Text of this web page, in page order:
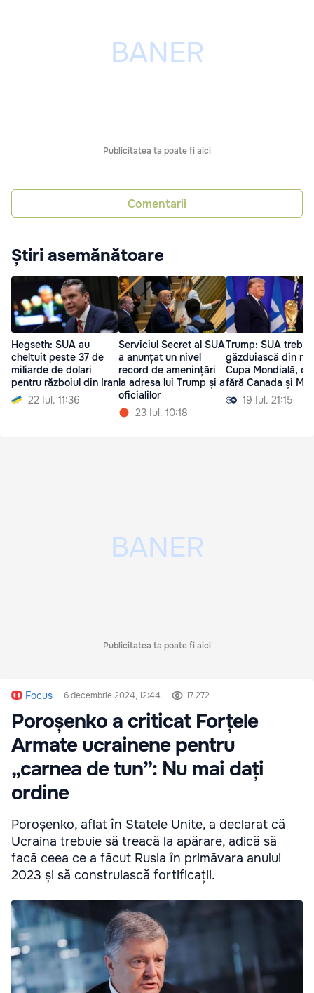
Publicitatea ta poate fi aici
Comentarii
Știri asemănătoare
Hegseth: SUA au
cheltuit peste 37 de
miliarde de dolari
pentru războiul din Iran
22 Iul. 11:36
Serviciul Secret al SUA
a anunțat un nivel
record de amenințări
la adresa lui Trump și a
oficialilor
23 Iul. 10:18
Trump: SUA
găzduiască din
Cupa Mondială,
fără Canada și
19 Iul. 21:15
Publicitatea ta poate fi aici
Focus 6 decembrie 2024, 12:44 17 272
Poroșenko a criticat Forțele
Armate ucrainene pentru
„carnea de tun”: Nu mai dați
ordine
Poroșenko, aflat în Statele Unite, a declarat că
Ucraina trebuie să treacă la apărare, adică să
facă ceea ce a făcut Rusia în primăvara anului
2023 și să construiască fortificații.